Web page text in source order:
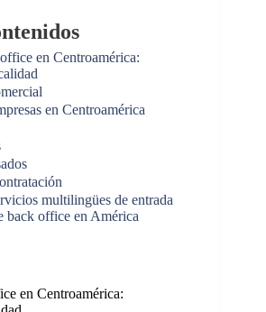
en Centroamérica:
en Centroamérica
multilingües de entrada
back office en América
en Centroamérica: